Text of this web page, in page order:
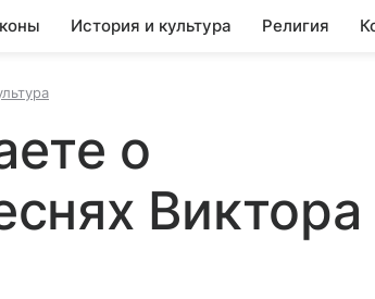
История и культура Религия
о
Виктора